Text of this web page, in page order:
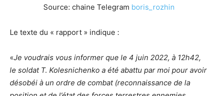
Source: chaine Telegram boris_rozhin
Le texte du « rapport » indique :
«Je voudrais vous informer que le 4 juin 2022, à 12h42,
le soldat T. Kolesnichenko a été abattu par moi pour avoir
désobéi à un ordre de combat (reconnaissance de la